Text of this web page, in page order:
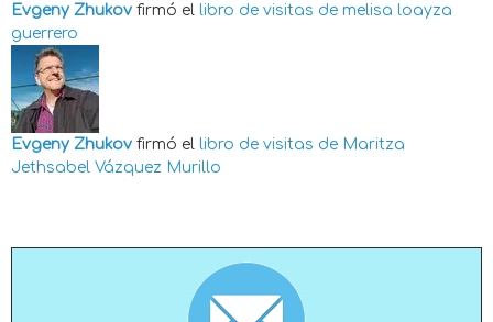
Evgeny Zhukov firmó el libro de visitas de melisa loayza
guerrero
Evgeny Zhukov firmó el libro de visitas de Maritza
Jethsabel Vázquez Murillo